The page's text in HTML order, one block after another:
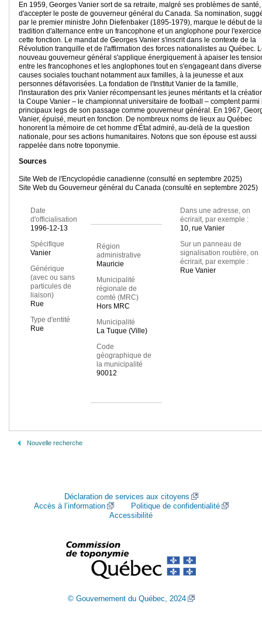
En 1959, Georges Vanier sort de sa retraite, malgré ses problèmes de
d'accepter le poste de gouverneur général du Canada. Sa nomination,
par le premier ministre John Diefenbaker (1895-1979), marque le début de
tradition d'alternance entre un francophone et un anglophone pour
cette fonction. Le mandat de Georges Vanier s'inscrit dans le contexte de la
Révolution tranquille et de l'affirmation des forces nationalistes au Québec.
nouveau gouverneur général s'applique énergiquement à apaiser les
entre les francophones et les anglophones tout en s'engageant dans
causes sociales touchant notamment aux familles, à la jeunesse et aux
personnes défavorisées. La fondation de l'Institut Vanier de la famille,
l'instauration des prix Vanier récompensant les jeunes méritants et la
la Coupe Vanier – le championnat universitaire de football – comptent parmi
principaux legs de son passage comme gouverneur général. En 1967,
Vanier, épuisé, meurt en fonction. De nombreux noms de lieux au Québec
honorent la mémoire de cet homme d'État admiré, au-delà de la question
nationale, pour ses actions humanitaires. Notons que son épouse est aussi
rappelée dans notre toponymie.
Sources
Site Web de l'Encyclopédie canadienne (consulté en septembre 2025)
Site Web du Gouverneur général du Canada (consulté en septembre 2025)
Date
d'officialisation
1996-12-13
Spécifique
Vanier
Générique
(avec ou sans
particules de
liaison)
Rue
Type d'entité
Rue
Région
administrative
Mauricie
Municipalité
régionale de
comté (MRC)
Hors MRC
Municipalité
La Tuque (Ville)
Code
géographique de
la municipalité
90012
Dans une adresse, on
écrirait, par exemple :
10, rue Vanier
Sur un panneau de
signalisation routière, on
écrirait, par exemple :
Rue Vanier
Nouvelle recherche
Déclaration de services aux citoyens
Accès à l’information
Politique de confidentialité
Accessibilité
© Gouvernement du Québec, 2024